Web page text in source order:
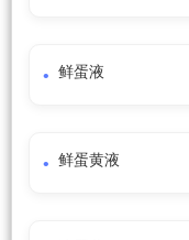
鲜蛋液
鲜蛋黄液